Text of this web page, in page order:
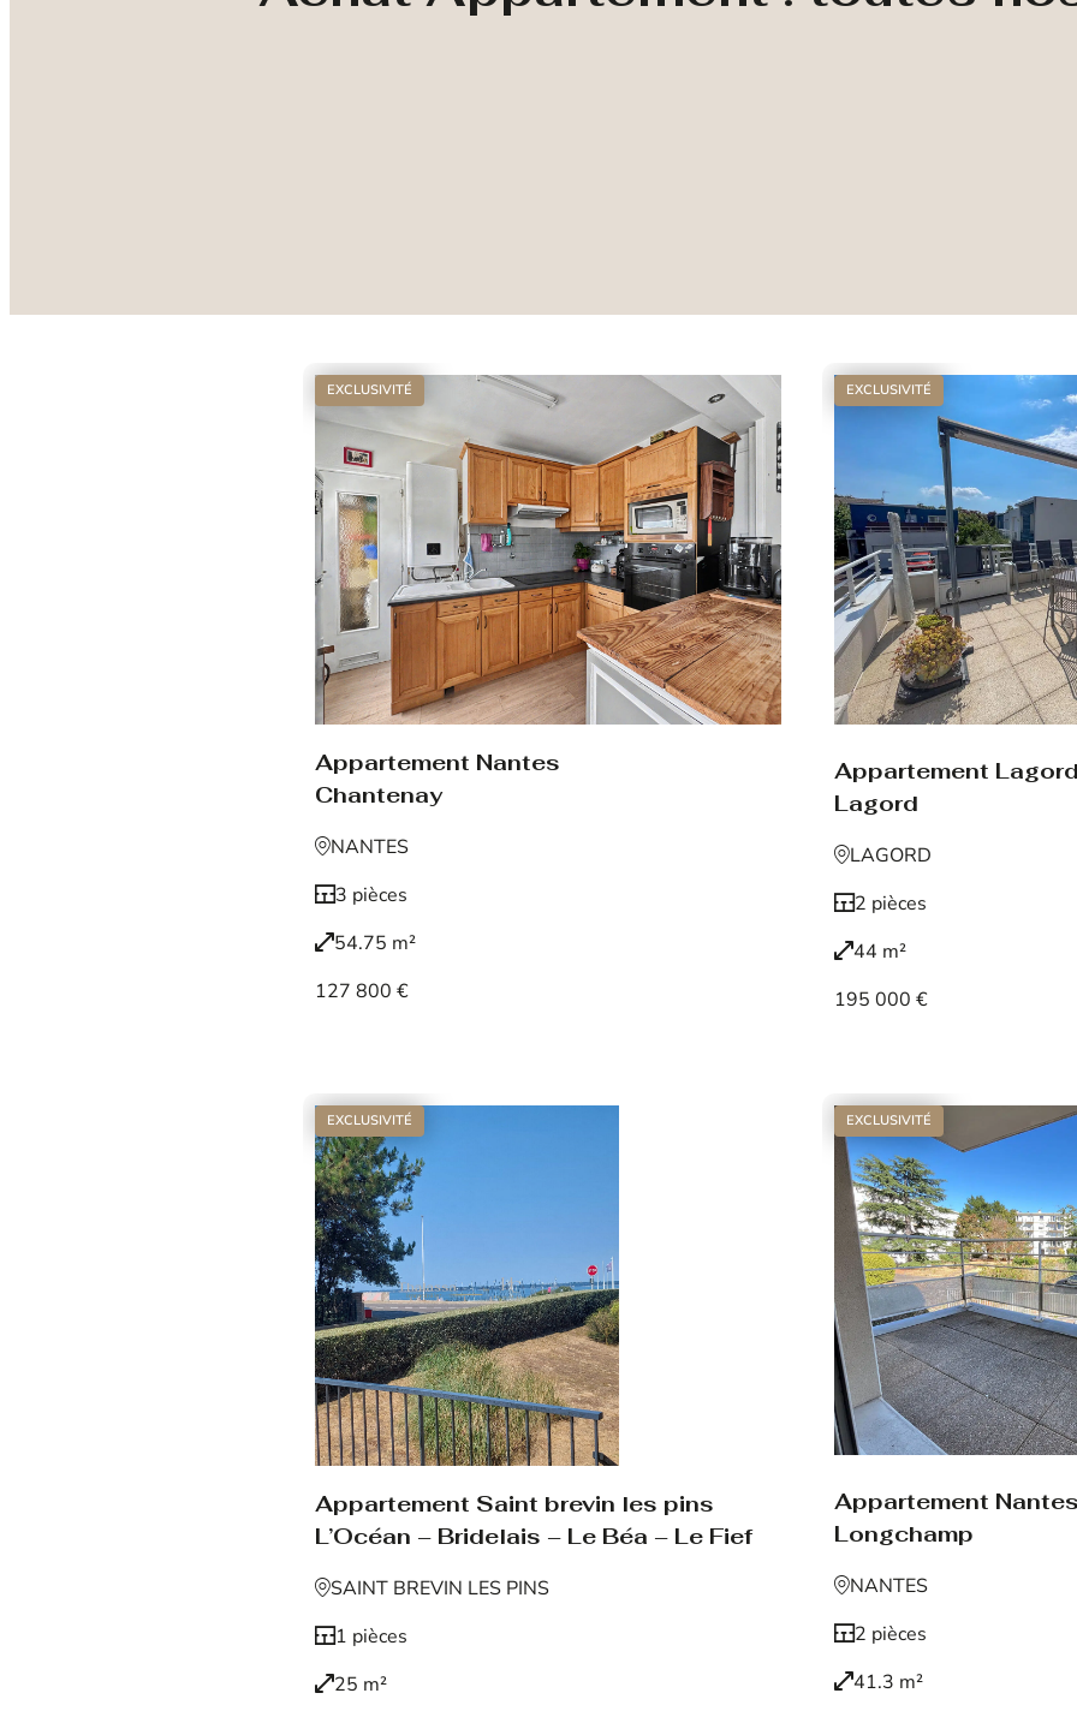
EXCLUSIVITÉ
Appartement Nantes
Chantenay
NANTES
3 pièces
54.75 m²
127 800 €
EXCLUSIVITÉ
Appartement
Lagord
LAGORD
2 pièces
44 m²
195 000 €
EXCLUSIVITÉ
Appartement Saint brevin les pins
L’Océan – Bridelais – Le Béa – Le Fief
SAINT BREVIN LES PINS
1 pièces
25 m²
EXCLUSIVITÉ
Appartement
Longchamp
NANTES
2 pièces
41.3 m²